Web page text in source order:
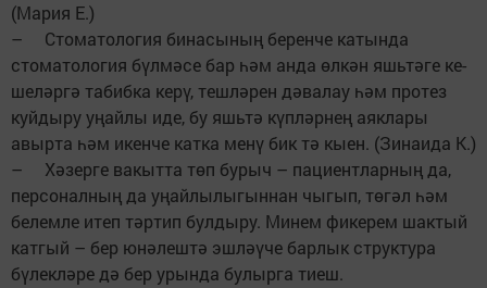
(Мария Е.)
– Стоматология бина­сының беренче катында
стоматология бүлмәсе бар һәм анда өлкән яшьтәге ке­­
ше­ләргә табибка керү, теш­ләрен дәвалау һәм протез
куйдыру уңайлы иде, бу яшьтә күпләрнең аяклары
авырта һәм икенче катка менү бик тә кыен. (Зинаида К.)
– Хәзерге вакытта төп бурыч – пациентларның да,
персоналның да уңай­лылыгыннан чыгып, төгәл һәм
белемле итеп тәртип булдыру. Минем фикерем шактый
катгый – бер юнәлештә эшләүче барлык структура
бүлекләре дә бер урында булырга тиеш.